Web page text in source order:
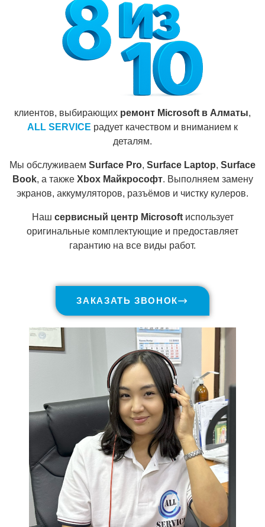
клиентов, выбирающих ремонт Microsoft в Алматы,
ALL SERVICE радует качеством и вниманием к
деталям.
Мы обслуживаем Surface Pro, Surface Laptop, Surface
Book, а также Xbox Майкрософт. Выполняем замену
экранов, аккумуляторов, разъёмов и чистку кулеров.
Наш сервисный центр Microsoftиспользует
оригинальные комплектующие и предоставляет
гарантию на все виды работ.
ЗАКАЗАТЬ ЗВОНОК